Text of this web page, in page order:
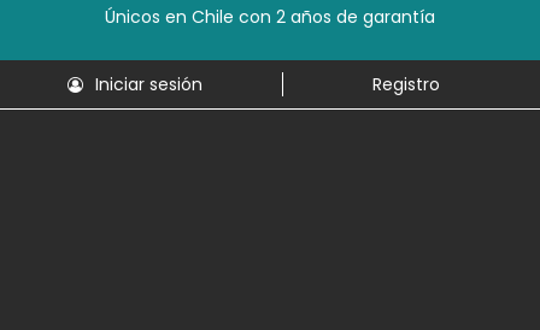
Únicos en Chile con 2 años de garantía
Iniciar sesión Registro